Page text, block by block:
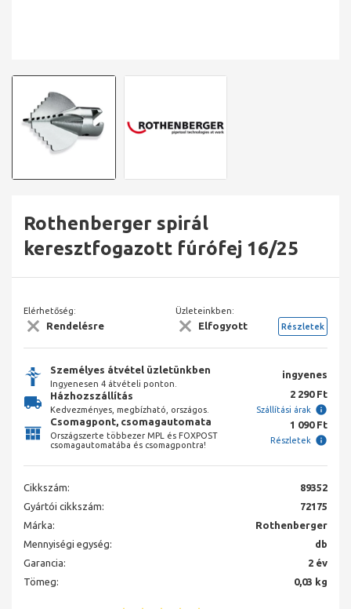
Rothenberger spirál
keresztfogazott fúrófej 16/25
Elérhetőség:
Rendelésre
Üzleteinkben:
Elfogyott Részletek
Személyes átvétel üzletünkben
Ingyenesen 4 átvételi ponton.
ingyenes
Házhozszállítás
Kedvezményes, megbízható, országos.
2 290 Ft
Szállítási árak
Csomagpont, csomagautomata
Országszerte többezer MPL és FOXPOST
csomagautomatába és csomagpontra!
1 090 Ft
Részletek
Cikkszám:
89352
Gyártói cikkszám:
72175
Márka:
Rothenberger
Mennyiségi egység:
db
Garancia:
2 év
Tömeg:
0,03 kg